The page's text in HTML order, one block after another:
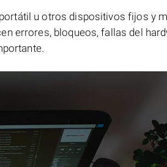
u otros dispositivos fijos y
errores, bloqueos, fallas del